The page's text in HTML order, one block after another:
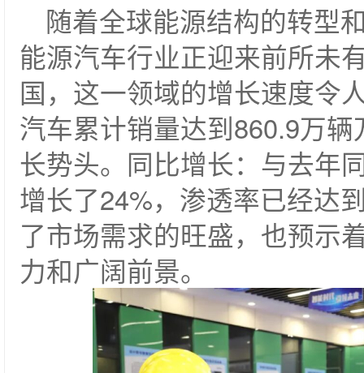
随着全球能源结构的转型
能源汽车行业正迎来前所未
国，这一领域的增长速度令
汽车累计销量达到860.9万
长势头。‌同比增长‌：与去年
增长了24%，渗透率已经达
了市场需求的旺盛，也预示
力和广阔前景。